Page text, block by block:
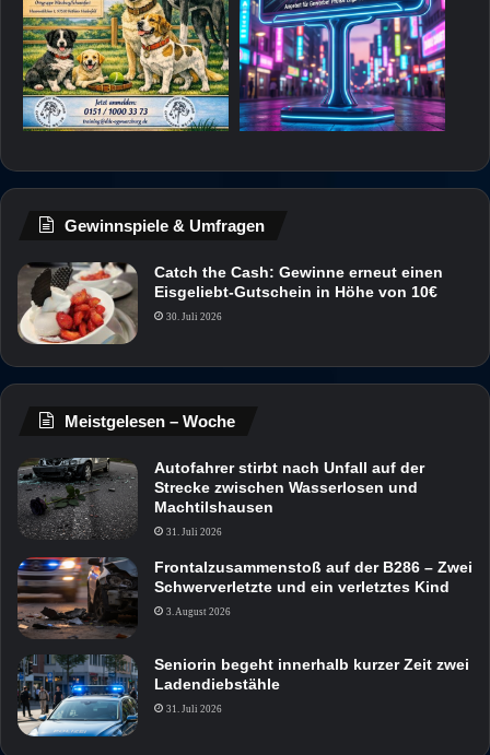
Gewinnspiele & Umfragen
Catch the Cash: Gewinne erneut einen
Eisgeliebt-Gutschein in Höhe von 10€
30. Juli 2026
Meistgelesen – Woche
Autofahrer stirbt nach Unfall auf der
Strecke zwischen Wasserlosen und
Machtilshausen
31. Juli 2026
Frontalzusammenstoß auf der B286 – Zwei
Schwerverletzte und ein verletztes Kind
3. August 2026
Seniorin begeht innerhalb kurzer Zeit zwei
Ladendiebstähle
31. Juli 2026